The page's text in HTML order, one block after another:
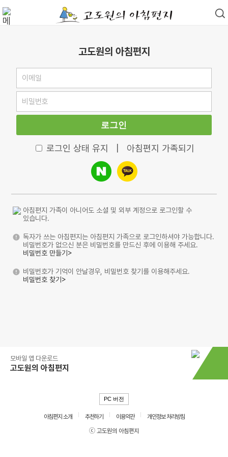
고도원의 아침편지
로그인
로그인 상태 유지 아침편지 가족되기
아침편지 가족이 아니어도 소셜 및 외부 계정으로 로그인할 수
있습니다.
독자가 쓰는 아침편지는 아침편지 가족으로 로그인하셔야 가능합니다.
비밀번호가 없으신 분은 비밀번호를 만드신 후에 이용해 주세요.
비밀번호 만들기>
비밀번호가 기억이 안날경우, 비밀번호 찾기를 이용해주세요.
비밀번호 찾기>
모바일 앱 다운로드
고도원의 아침편지
PC 버전
아침편지 소개 추천하기 이용약관
개인정보 처리방침
ⓒ 고도원의 아침편지